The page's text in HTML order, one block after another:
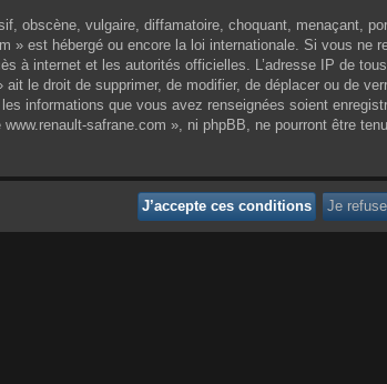
obscène, vulgaire, diffamatoire, choquant, menaçant,
» est hébergé ou encore la loi internationale. Si vous
à internet et les autorités officielles. L’adresse IP de
le droit de supprimer, de modifier, de déplacer ou de
informations que vous avez renseignées soient
safrane.com », ni phpBB, ne pourront être